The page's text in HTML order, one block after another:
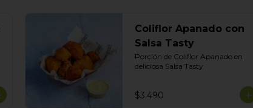
Coliflor Apanado con
Salsa Tasty
Porción de Coliflor Apanado en
deliciosa Salsa Tasty
$3.490